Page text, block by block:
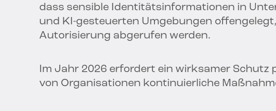
dass sensible Identitätsinformationen in
und KI-gesteuerten Umgebungen
Autorisierung abgerufen werden.
Im Jahr 2026 erfordert ein wirksamer Schutz
von Organisationen kontinuierliche